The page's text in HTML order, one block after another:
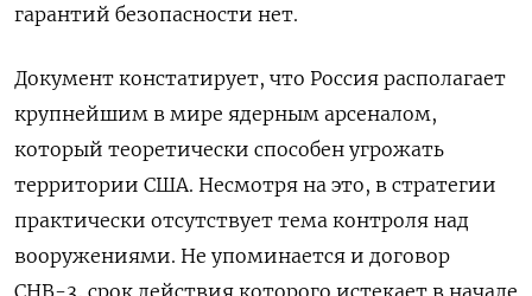
гарантий безопасности нет.
Документ констатирует, что Россия располагает
крупнейшим в мире ядерным арсеналом,
который теоретически способен угрожать
территории США. Несмотря на это, в стратегии
практически отсутствует тема контроля над
вооружениями. Не упоминается и договор
СНВ-3, срок действия которого истекает в начале